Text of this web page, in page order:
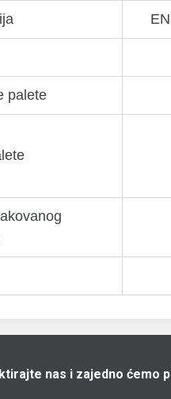
palete
nas i zajedno ćemo